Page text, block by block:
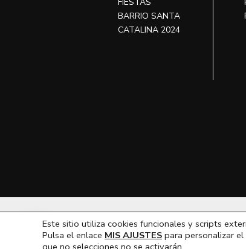
FIESTAS
BARRIO SANTA
CATALINA 2024
Este sitio utiliza cookies funcionales y scripts
Pulsa el enlace MIS AJUSTES para personalizar
que no selecciones no se activarán.
Hola, ¿En que podemos ayudarte?